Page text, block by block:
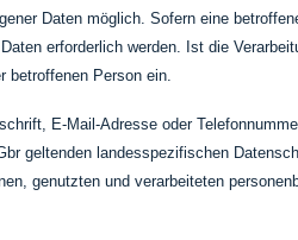
Daten möglich. Sofern eine
erforderlich werden. Ist die
betroffenen Person ein.
E-Mail-Adresse oder
geltenden landesspezifischen
genutzten und verarbeiteten